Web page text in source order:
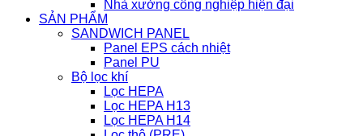
Nhà xưởng công nghiệp hiện đại
SẢN PHẨM
SANDWICH PANEL
Panel EPS cách nhiệt
Panel PU
Bộ lọc khí
Lọc HEPA
Lọc HEPA H13
Lọc HEPA H14